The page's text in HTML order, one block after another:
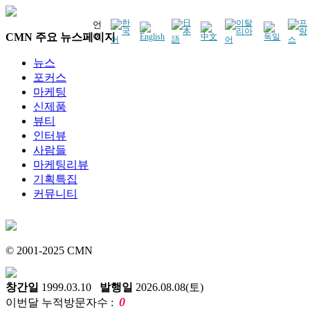
언
어
CMN 주요 뉴스페이지
뉴스
포커스
마케팅
신제품
뷰티
인터뷰
사람들
마케팅리뷰
기획특집
커뮤니티
© 2001-2025 CMN
창간일 1999.03.10 발행일 2026.08.08(토)
이번달 누적방문자수 : 0